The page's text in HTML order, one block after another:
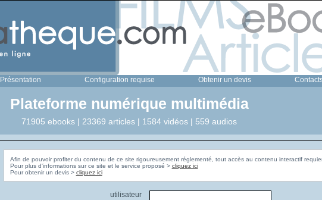
Présentation Configuration requise Obtenir un devis
Plateforme numérique multimédia
71905 ebooks | 23369 articles | 1584 vidéos | 559 audios
Afin de pouvoir profiter du contenu de ce site rigoureusement réglementé, tout accès au contenu interactif
Pour plus d'informations sur ce site et le service proposé > cliquez ici
Pour obtenir un devis > cliquez ici
utilisateur